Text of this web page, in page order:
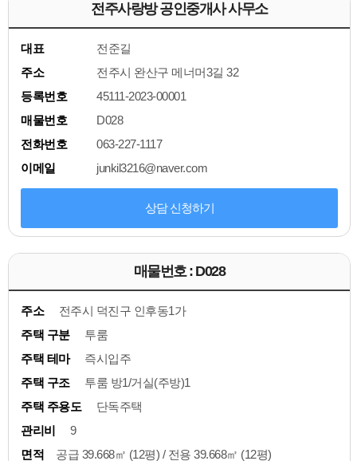
전주사랑방 공인중개사 사무소
대표
전준길
주소
전주시 완산구 메너머3길 32
등록번호
45111-2023-00001
매물번호
D028
전화번호
063-227-1117
이메일
junkil3216@naver.com
상담 신청하기
매물번호 : D028
주소
전주시 덕진구 인후동1가
주택 구분
투룸
주택 테마
즉시입주
주택 구조
투룸 방1/거실(주방)1
주택 주용도
단독주택
관리비
9
면적
공급 39.668㎡ (12평) / 전용 39.668㎡ (12평)